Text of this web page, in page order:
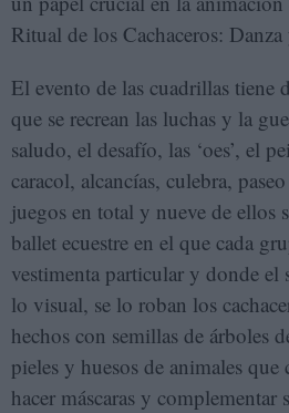
Ritual de los Cachaceros:
El evento de las cuadrillas tiene
que se recrean las luchas y la
saludo, el desafío, las ‘oes’, el
caracol, alcancías, culebra,
juegos en total y nueve de ellos
ballet ecuestre en el que cada
vestimenta particular y donde el
lo visual, se lo roban los
hechos con semillas de árboles
pieles y huesos de animales que
hacer máscaras y complementar